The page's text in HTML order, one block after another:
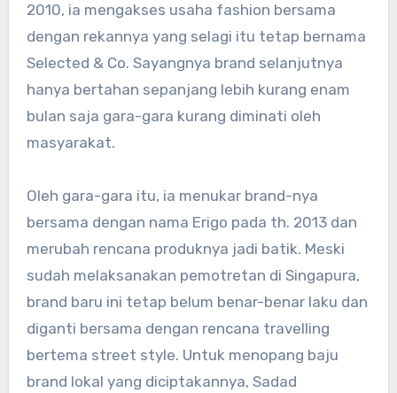
2010, ia mengakses usaha fashion bersama
dengan rekannya yang selagi itu tetap bernama
Selected & Co. Sayangnya brand selanjutnya
hanya bertahan sepanjang lebih kurang enam
bulan saja gara-gara kurang diminati oleh
masyarakat.
Oleh gara-gara itu, ia menukar brand-nya
bersama dengan nama Erigo pada th. 2013 dan
merubah rencana produknya jadi batik. Meski
sudah melaksanakan pemotretan di Singapura,
brand baru ini tetap belum benar-benar laku dan
diganti bersama dengan rencana travelling
bertema street style. Untuk menopang baju
brand lokal yang diciptakannya, Sadad